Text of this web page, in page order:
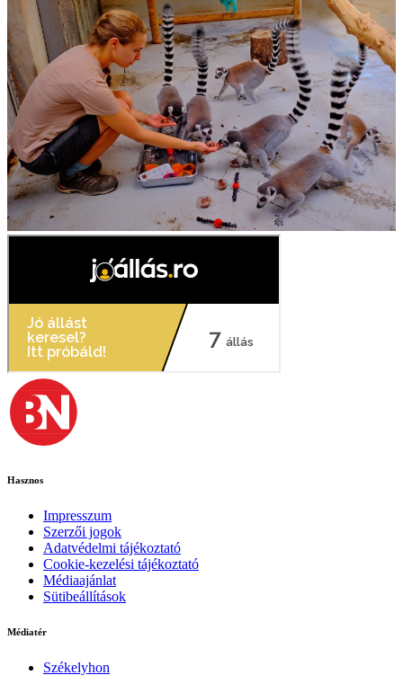
Hasznos
Impresszum
Szerzői jogok
Adatvédelmi tájékoztató
Cookie-kezelési tájékoztató
Médiaajánlat
Sütibeállítások
Médiatér
Székelyhon